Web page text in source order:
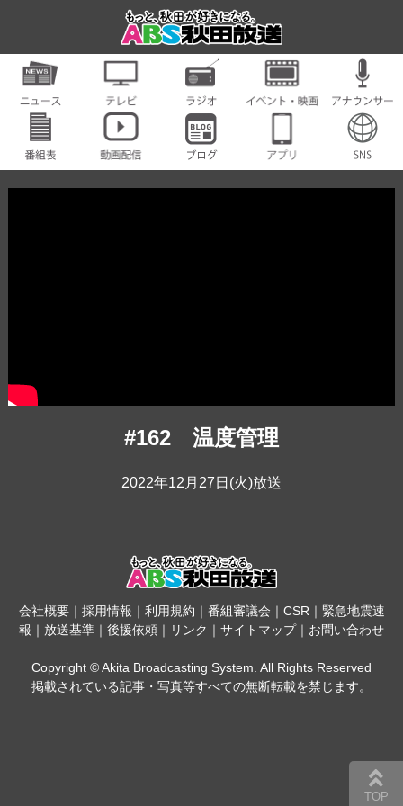
#162 温度管理
2022年12月27日(火)放送
会社概要｜ 採用情報 ｜ 利用規約 ｜ 番組審議会 ｜ CSR ｜ 緊急地震速
報 ｜ 放送基準 ｜ 後援依頼 ｜ リンク ｜ サイトマップ｜ お問い合わせ
Copyright © Akita Broadcasting System. All Rights Reserved
掲載されている記事・写真等すべての無断転載を禁じます。